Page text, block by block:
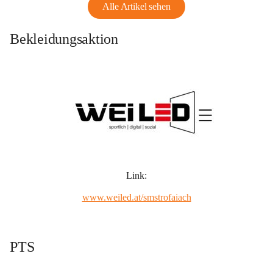
Alle Artikel sehen
Bekleidungsaktion
Link:
www.weiled.at/smstrofaiach
PTS